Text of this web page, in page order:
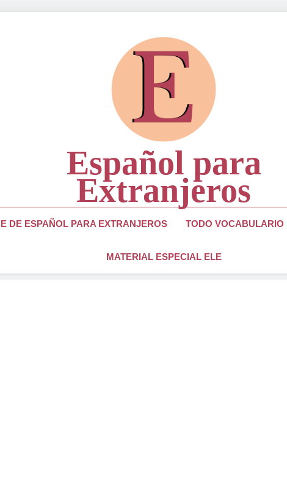
Español para
Extranjeros
Para Estudiantes Y Profesores De Lengua Española
DE ESPAÑOL PARA EXTRANJEROS TODO VOCABULARIO
MATERIAL ESPECIAL ELE